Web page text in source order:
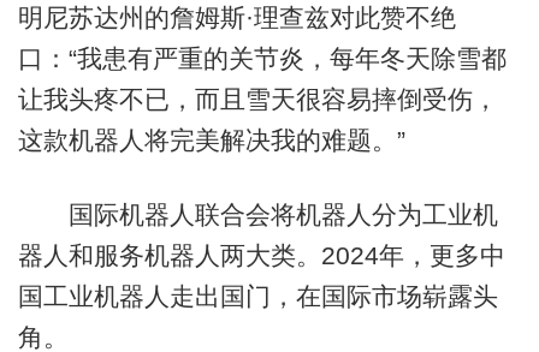
明尼苏达州的詹姆斯·理查兹对此赞不绝
口：“我患有严重的关节炎，每年冬天除雪都
让我头疼不已，而且雪天很容易摔倒受伤，
这款机器人将完美解决我的难题。”
国际机器人联合会将机器人分为工业机
器人和服务机器人两大类。2024年，更多中
国工业机器人走出国门，在国际市场崭露头
角。